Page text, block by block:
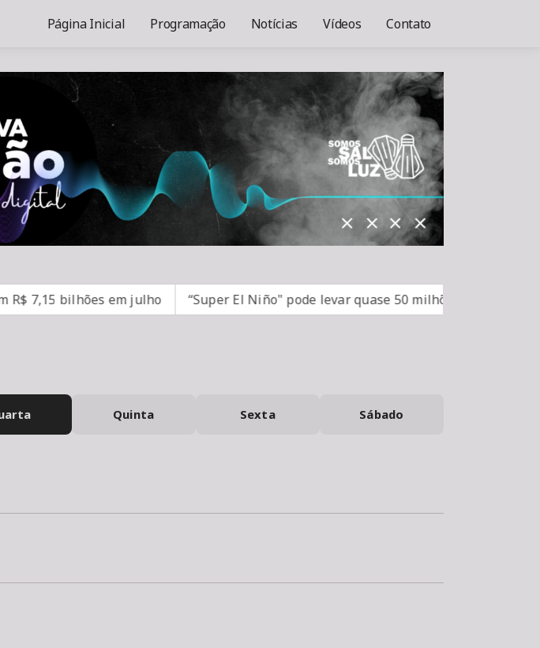
Página Inicial Programação Notícias Vídeos Contato
bilhões em julho “Super El Niño" pode levar quase 50 milhões de pessoas à fome
Quinta Sexta Sábado